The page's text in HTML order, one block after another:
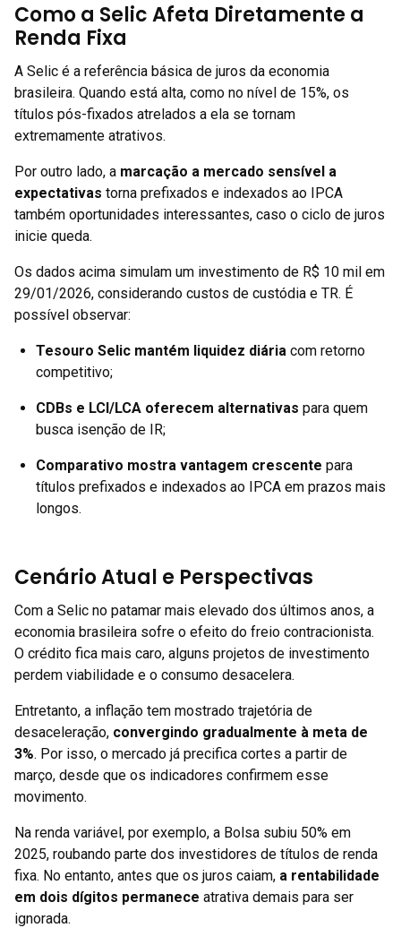
Como a Selic Afeta Diretamente a
Renda Fixa
A Selic é a referência básica de juros da economia
brasileira. Quando está alta, como no nível de 15%, os
títulos pós-fixados atrelados a ela se tornam
extremamente atrativos.
Por outro lado, a marcação a mercado sensível a
expectativas torna prefixados e indexados ao IPCA
também oportunidades interessantes, caso o ciclo de juros
inicie queda.
Os dados acima simulam um investimento de R$ 10 mil em
29/01/2026, considerando custos de custódia e TR. É
possível observar:
Tesouro Selic mantém liquidez diária com retorno
competitivo;
CDBs e LCI/LCA oferecem alternativas para quem
busca isenção de IR;
Comparativo mostra vantagem crescente para
títulos prefixados e indexados ao IPCA em prazos mais
longos.
Cenário Atual e Perspectivas
Com a Selic no patamar mais elevado dos últimos anos, a
economia brasileira sofre o efeito do freio contracionista.
O crédito fica mais caro, alguns projetos de investimento
perdem viabilidade e o consumo desacelera.
Entretanto, a inflação tem mostrado trajetória de
desaceleração, convergindo gradualmente à meta de
3%. Por isso, o mercado já precifica cortes a partir de
março, desde que os indicadores confirmem esse
movimento.
Na renda variável, por exemplo, a Bolsa subiu 50% em
2025, roubando parte dos investidores de títulos de renda
fixa. No entanto, antes que os juros caiam, a rentabilidade
em dois dígitos permanece atrativa demais para ser
ignorada.